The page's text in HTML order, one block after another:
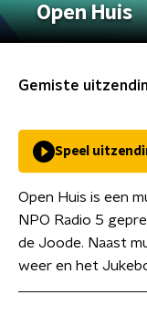
Open Huis
Gemiste
Speel
Open Huis is een
NPO Radio 5
de Joode. Naast
weer en het